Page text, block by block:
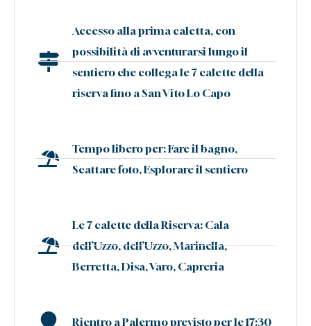
Accesso alla prima caletta, con
possibilità di avventurarsi lungo il
sentiero che collega le 7 calette della
riserva fino a San Vito Lo Capo
Tempo libero per: Fare il bagno,
Scattare foto, Esplorare il sentiero
Le 7 calette della Riserva: Cala
dell’Uzzo, dell’Uzzo, Marinella,
Berretta, Disa, Varo, Capreria
Rientro a Palermo previsto per le 17:30